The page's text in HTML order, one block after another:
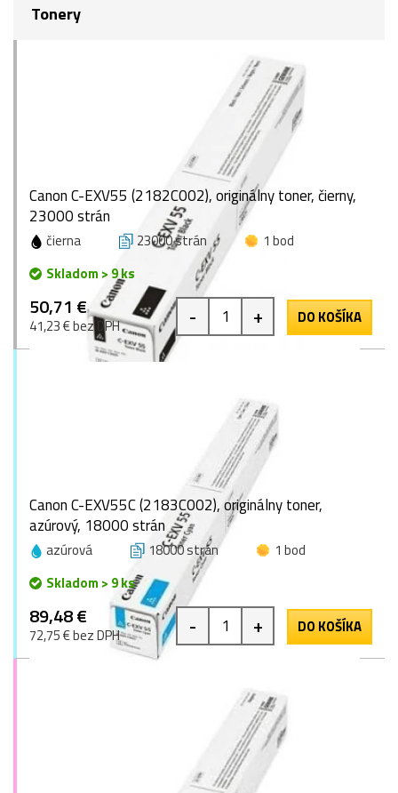
Tonery
Canon C-EXV55 (2182C002), originálny toner, čierny,
23000 strán
čierna 23000 strán
1 bod
Skladom > 9 ks
50,71 €
41,23 € bez DPH - + DO KOŠÍKA
Canon C-EXV55C (2183C002), originálny toner,
azúrový, 18000 strán
azúrová 18000 strán
1 bod
Skladom > 9 ks
89,48 €
72,75 € bez DPH - + DO KOŠÍKA